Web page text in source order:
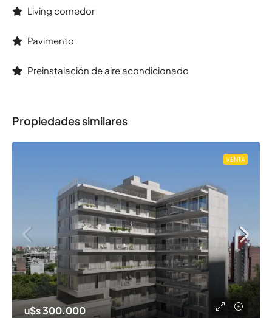
Living comedor
Pavimento
Preinstalación de aire acondicionado
Propiedades similares
VENTA
u$s 300.000